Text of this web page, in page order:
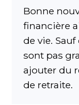
Bonne
financière
de vie.
sont pas
ajouter du
de retraite.